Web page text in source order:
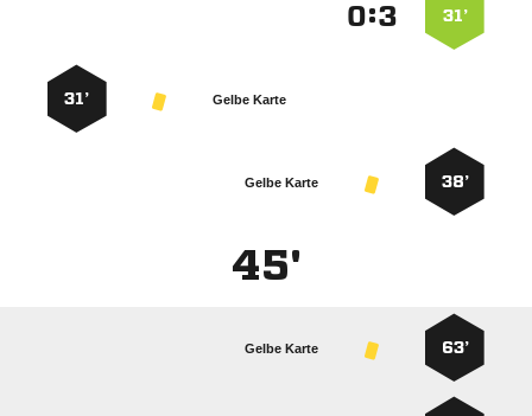
31’
:
Gelbe Karte
31’
38’
Gelbe Karte
45'
63’
Gelbe Karte